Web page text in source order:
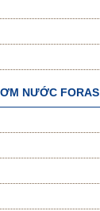
NƯỚC FORAS